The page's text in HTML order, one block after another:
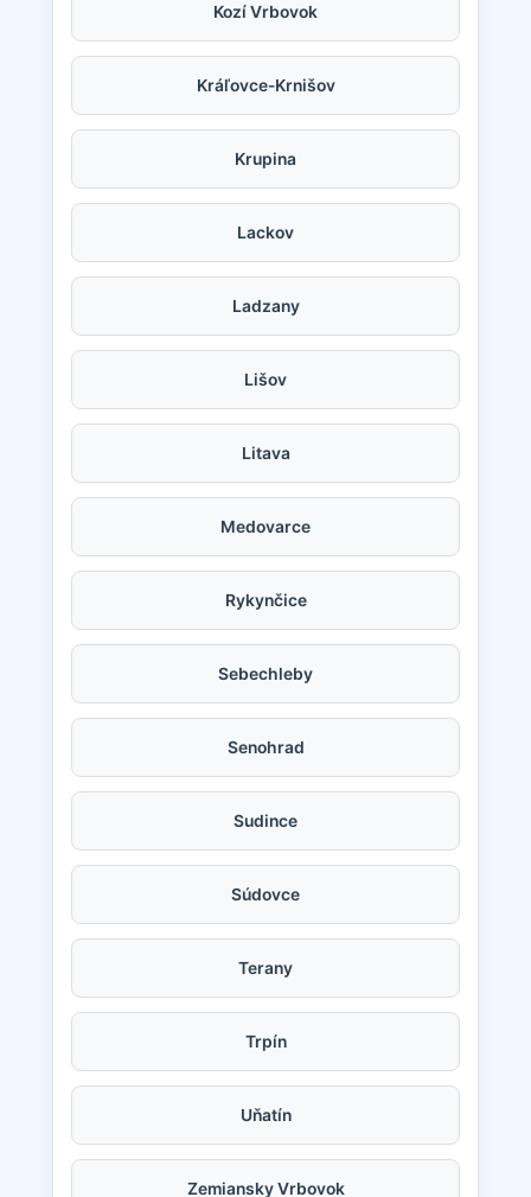
Kozí Vrbovok
Kráľovce-Krnišov
Krupina
Lackov
Ladzany
Lišov
Litava
Medovarce
Rykynčice
Sebechleby
Senohrad
Sudince
Súdovce
Terany
Trpín
Uňatín
Zemiansky Vrbovok